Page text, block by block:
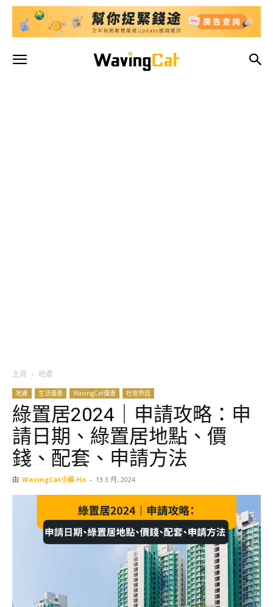
主頁 地產
地產 生活優惠 WavingCat優惠 社會熱話
綠置居2024｜申請攻略：申
請日期、綠置居地點、價
錢、配套、申請方法
由 WavingCat小編 Ho - 13 3 月, 2024